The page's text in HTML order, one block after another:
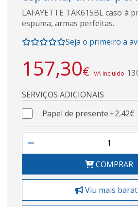
LAFAYETTE TAK615BL caso à
espuma, armas perfeitas.
Seja o primeiro a
157,30€ IVA incluído
SERVIÇOS ADICIONAIS
Papel de presente.+2,42€
COMPRAR
Viu mais